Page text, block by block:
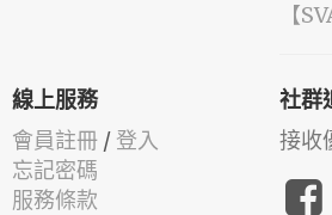
【
線上服務
會員註冊 / 登入
忘記密碼
服務條款
社群
接收